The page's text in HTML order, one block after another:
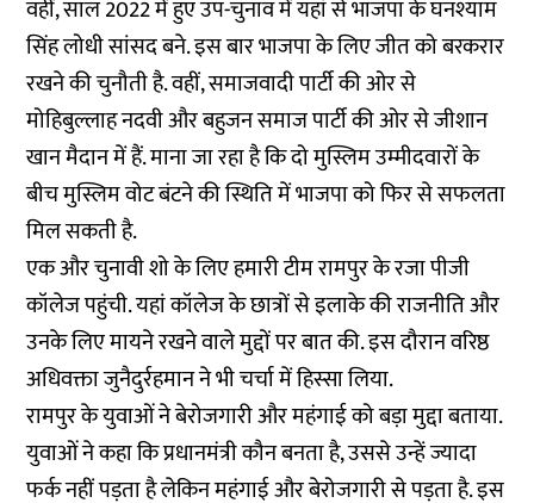
वहीं, साल 2022 में हुए उप-चुनाव में यहां से भाजपा के घनश्याम
सिंह लोधी सांसद बने. इस बार भाजपा के लिए जीत को बरकरार
रखने की चुनौती है. वहीं, समाजवादी पार्टी की ओर से
मोहिबुल्लाह नदवी और बहुजन समाज पार्टी की ओर से जीशान
खान मैदान में हैं. माना जा रहा है कि दो मुस्लिम उम्मीदवारों के
बीच मुस्लिम वोट बंटने की स्थिति में भाजपा को फिर से सफलता
मिल सकती है.
एक और चुनावी शो के लिए हमारी टीम रामपुर के रजा पीजी
कॉलेज पहुंची. यहां कॉलेज के छात्रों से इलाके की राजनीति और
उनके लिए मायने रखने वाले मुद्दों पर बात की. इस दौरान वरिष्ठ
अधिवक्ता जुनैदुर्रहमान ने भी चर्चा में हिस्सा लिया.
रामपुर के युवाओं ने बेरोजगारी और महंगाई को बड़ा मुद्दा बताया.
युवाओं ने कहा कि प्रधानमंत्री कौन बनता है, उससे उन्हें ज्यादा
फर्क नहीं पड़ता है लेकिन महंगाई और बेरोजगारी से पड़ता है. इस